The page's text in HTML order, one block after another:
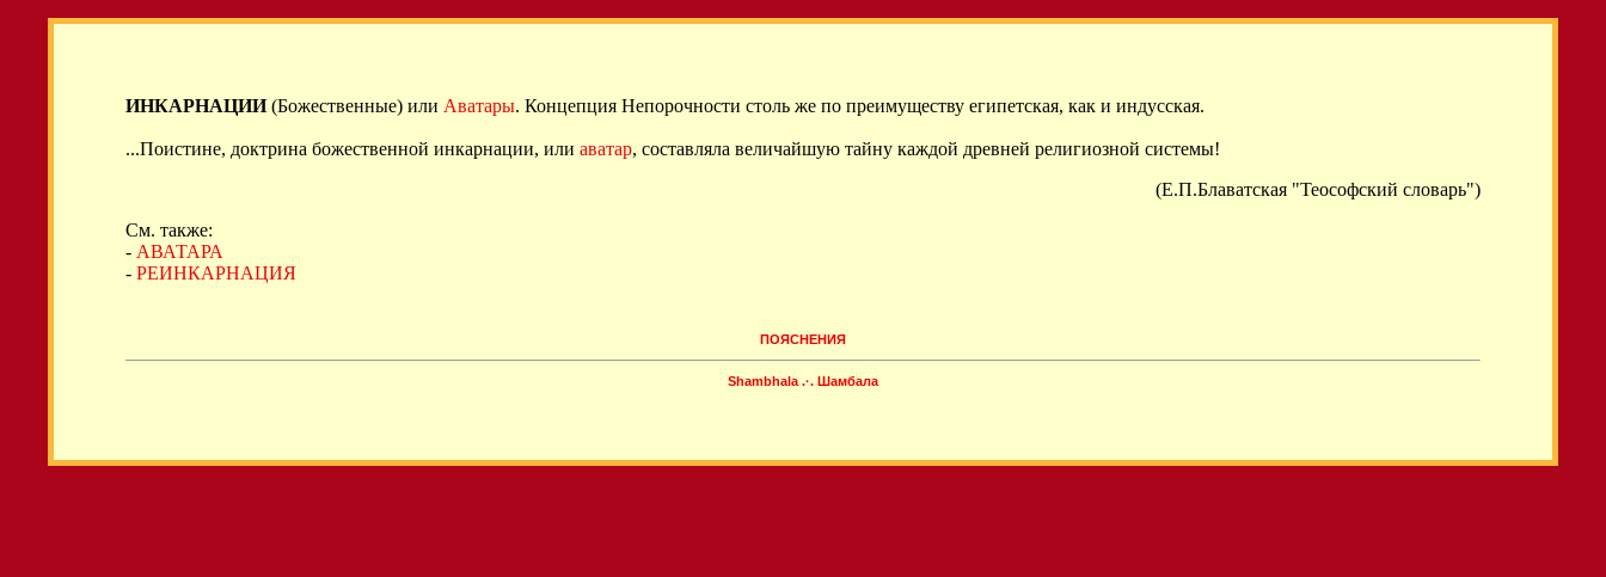
ИНКАРНАЦИИ(Божественные) или Аватары. Концепция Непорочности столь же по преимуществу египетская, как и индусская.
...Поистине, доктрина божественной инкарнации, или аватар, составляла величайшую тайну каждой древней религиозной системы!
(Е.П.Блаватская "Теософский словарь")
См. также:
- АВАТАРА
- РЕИНКАРНАЦИЯ
ПОЯСНЕНИЯ
Shambhala .·. Шамбала